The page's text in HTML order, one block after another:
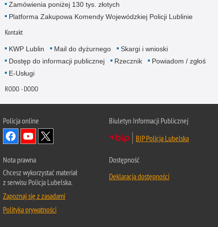
Zamówienia poniżej 130 tys. złotych
Platforma Zakupowa Komendy Wojewódzkiej Policji Lublinie
Kontakt
KWP Lublin Mail do dyżurnego
Skargi i wnioski
Dostęp do informacji publicznej
Rzecznik
Powiadom / zgłoś
E-Usługi
RODO - DODO
Policja online
Biuletyn Informacji Publicznej
BIP Policja Lubelska
Nota prawna
Chcesz wykorzystać materiał
z serwisu Policja Lubelska.
Zapoznaj się z zasadami
Polityka prywatności
Dostępność
Deklaracja dostępności